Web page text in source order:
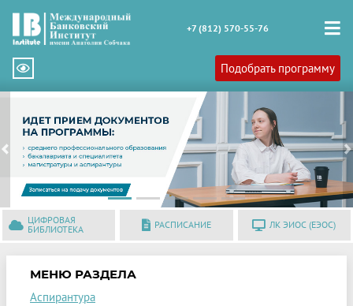
+7 (812) 570-55-76
Подобрать программу
Previous
ЦИФРОВАЯ
БИБЛИОТЕКА
РАСПИСАНИЕ ЛК ЭИОС (ЕЭОС)
МЕНЮ РАЗДЕЛА
Аспирантура